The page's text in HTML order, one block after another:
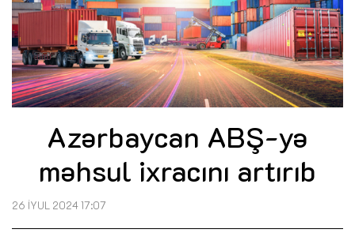
Azərbaycan ABŞ-yə
məhsul ixracını artırıb
26 İYUL 2024 17:07